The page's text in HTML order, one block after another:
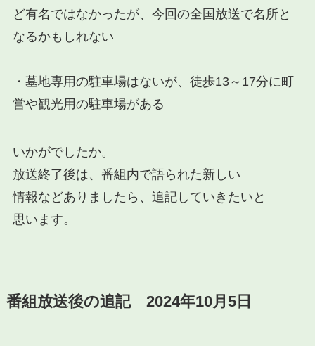
ど有名ではなかったが、今回の全国放送で名所と
なるかもしれない
・墓地専用の駐車場はないが、徒歩13～17分に町
営や観光用の駐車場がある
いかがでしたか。
放送終了後は、番組内で語られた新しい
情報などありましたら、追記していきたいと
思います。
番組放送後の追記 2024年10月5日